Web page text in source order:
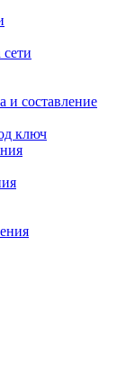
и составление
ключ